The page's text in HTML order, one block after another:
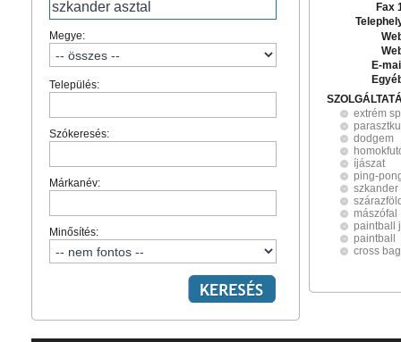
Megye:
Település:
Szókeresés:
Márkanév:
Minősítés:
Fax
E-
extrém
dodgem
íjászat
ping-
szkander
mászófal
paintball
paintball
cross